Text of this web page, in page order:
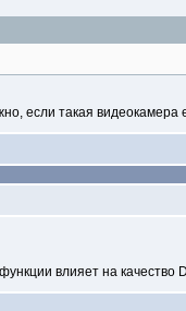
если такая видеокамера
влияет на качество